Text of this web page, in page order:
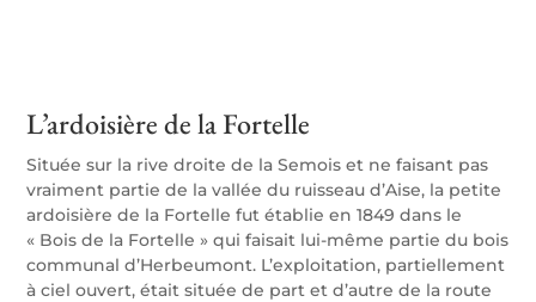
L’ardoisière de la Fortelle
Située sur la rive droite de la Semois et ne faisant pas
vraiment partie de la vallée du ruisseau d’Aise, la petite
ardoisière de la Fortelle fut établie en 1849 dans le
« Bois de la Fortelle » qui faisait lui-même partie du bois
communal d’Herbeumont. L’exploitation, partiellement
à ciel ouvert, était située de part et d’autre de la route